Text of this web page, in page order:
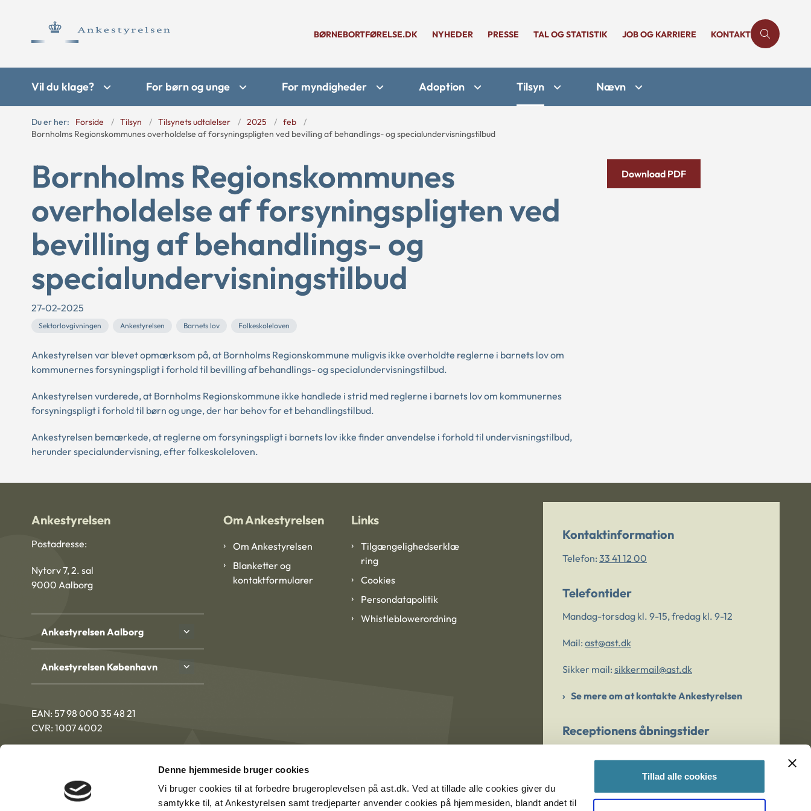
Denne hjemmeside bruger cookies
Vi bruger cookies til at forbedre brugeroplevelsen på ast.dk. Ved at tillade alle cookies giver du
samtykke til, at Ankestyrelsen samt tredjeparter anvender cookies på hjemmesiden, blandt andet til
Tillad alle cookies
BØRNEBORTFØRELSE.DK NYHEDER PRESSE TAL OG STATISTIK JOB OG KARRIERE KONTAKT
Vil du klage? For børn og unge For myndigheder Adoption Tilsyn Nævn
Du er her: Forside Tilsyn Tilsynets udtalelser 2025
feb
Bornholms Regionskommunes overholdelse af forsyningspligten ved bevilling af behandlings- og specialundervisningstilbud
Bornholms Regionskommunes
overholdelse af forsyningspligten ved
bevilling af behandlings- og
specialundervisningstilbud
27-02-2025
Sektorlovgivningen Ankestyrelsen Barnets lov Folkeskoleloven
Ankestyrelsen var blevet opmærksom på, at Bornholms Regionskommune muligvis ikke overholdte reglerne i barnets lov om
kommunernes forsyningspligt i forhold til bevilling af behandlings- og specialundervisningstilbud.
Ankestyrelsen vurderede, at Bornholms Regionskommune ikke handlede i strid med reglerne i barnets lov om kommunernes
forsyningspligt i forhold til børn og unge, der har behov for et behandlingstilbud.
Ankestyrelsen bemærkede, at reglerne om forsyningspligt i barnets lov ikke finder anvendelse i forhold til undervisningstilbud,
herunder specialundervisning, efter folkeskoleloven.
Download PDF
Ankestyrelsen
Postadresse:
Nytorv 7, 2. sal
9000 Aalborg
Ankestyrelsen Aalborg
Ankestyrelsen København
EAN: 57 98 000 35 48 21
CVR: 1007 4002
Om Ankestyrelsen
Om Ankestyrelsen
Blanketter og
kontaktformularer
Links
Tilgængelighedserklæ
ring
Cookies
Persondatapolitik
Whistleblowerordning
Kontaktinformation
Telefon: 33 41 12 00
Telefontider
Mandag-torsdag kl. 9-15, fredag kl. 9-12
Mail: ast@ast.dk
Sikker mail: sikkermail@ast.dk
Se mere om at kontakte Ankestyrelsen
Receptionens åbningstider
Er du bekymret for et barn/en ung?